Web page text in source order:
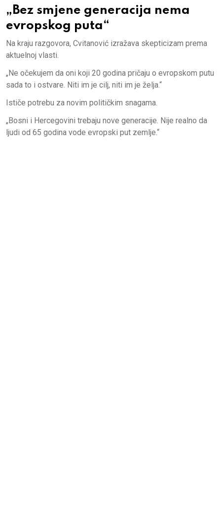
„Bez smjene generacija nema
evropskog puta“
Na kraju razgovora, Cvitanović izražava skepticizam prema
aktuelnoj vlasti.
„Ne očekujem da oni koji 20 godina pričaju o evropskom putu
sada to i ostvare. Niti im je cilj, niti im je želja.“
Ističe potrebu za novim političkim snagama.
„Bosni i Hercegovini trebaju nove generacije. Nije realno da
ljudi od 65 godina vode evropski put zemlje.“